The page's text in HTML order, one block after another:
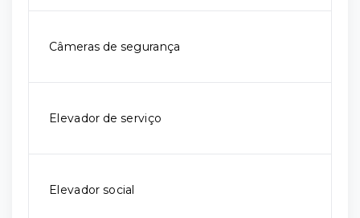
Câmeras de segurança
Elevador de serviço
Elevador social